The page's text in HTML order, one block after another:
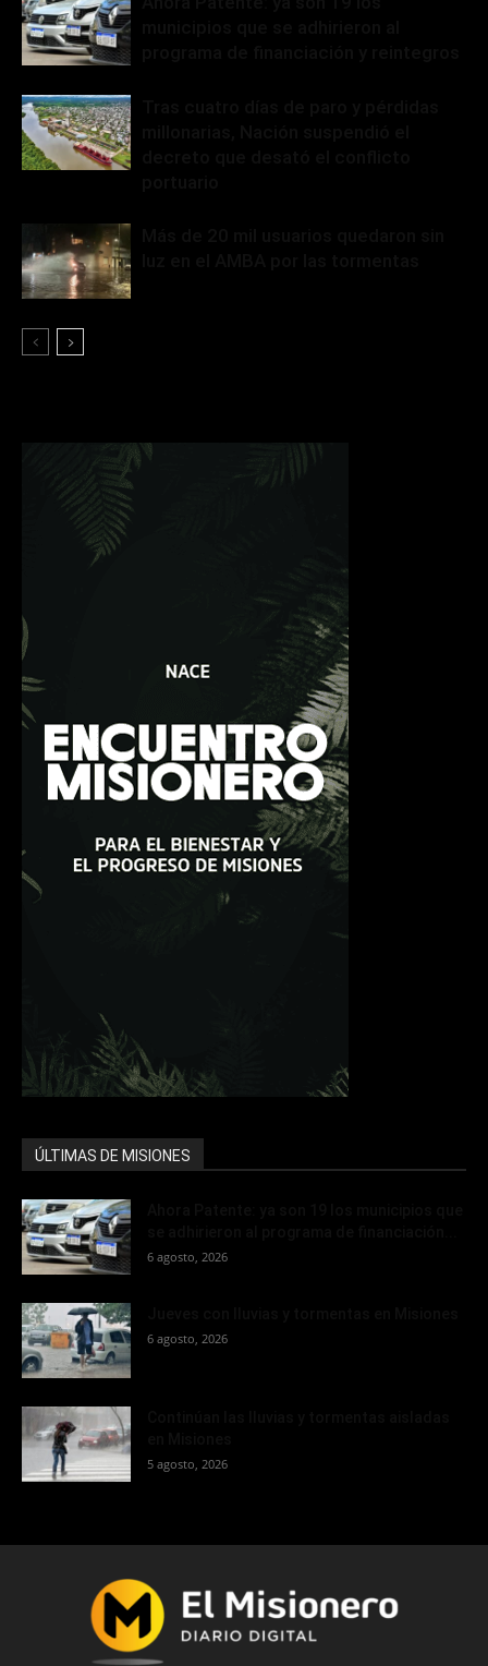
ÚLTIMAS DE MISIONES
6 agosto, 2026
6 agosto, 2026
5 agosto, 2026